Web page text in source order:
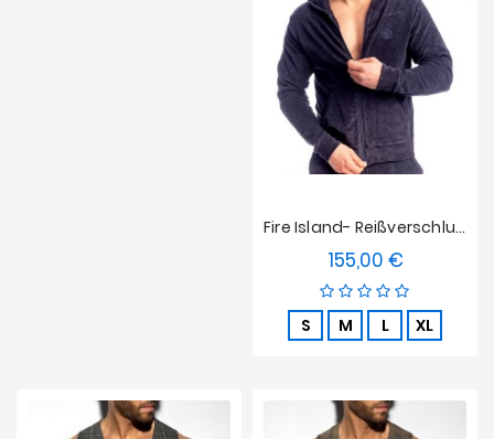
Fire Island- Reißverschluss-Hoodie The Invisible Man Navy
155,00 €Preis
S M L XL